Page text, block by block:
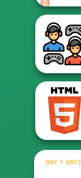
GRY GRY